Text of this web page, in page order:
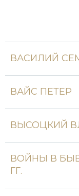
Историческая
История,
исторического
ВАСИЛИЙ
ВАЙС ПЕТЕР
ВЫСОЦКИЙ
ВОЙНЫ В
ГГ.